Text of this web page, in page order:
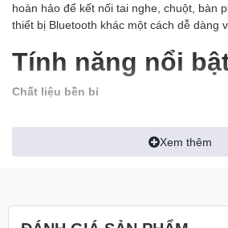
hoàn hảo để kết nối tai nghe, chuột, bàn
thiết bị Bluetooth khác một cách dễ dàng
Tính năng nổi
Chất liệu bền bỉ
tăng cường độ bền và khả năng chống va
không chỉ giúp bảo vệ các linh kiện bên
Kích thước nhỏ gọn
Xem thêm